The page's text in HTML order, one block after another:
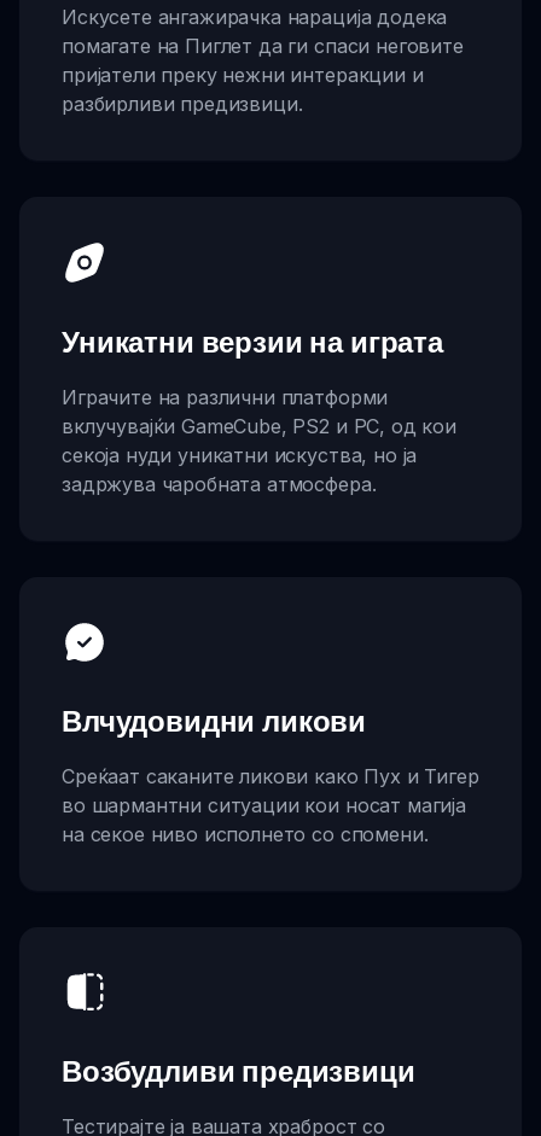
Искусете ангажирачка нарација додека
помагате на Пиглет да ги спаси неговите
пријатели преку нежни интеракции и
разбирливи предизвици.
Уникатни верзии на играта
Играчите на различни платформи
вклучувајќи GameCube, PS2 и PC, од кои
секоја нуди уникатни искуства, но ја
задржува чаробната атмосфера.
Влчудовидни ликови
Среќаат саканите ликови како Пух и Тигер
во шармантни ситуации кои носат магија
на секое ниво исполнето со спомени.
Возбудливи предизвици
Тестирајте ја вашата храброст со